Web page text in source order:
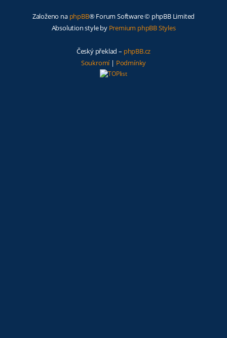
Založeno na phpBB® Forum Software © phpBB Limited
Absolution style by Premium phpBB Styles
Český překlad – phpBB.cz
Soukromí| Podmínky